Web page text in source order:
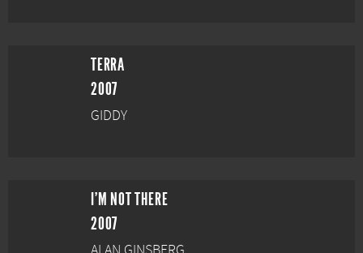
TERRA
2007
GIDDY
I'M NOT THERE
2007